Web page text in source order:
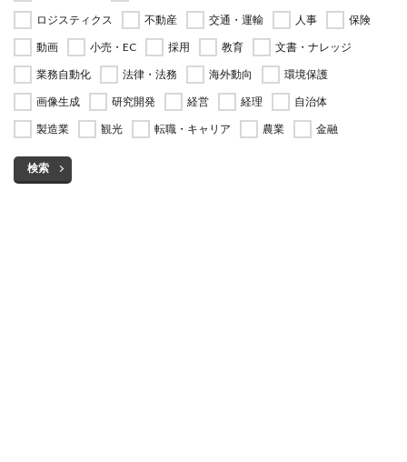
ロジスティクス 不動産 交通・運輸 人事
保険
動画
小売・EC 採用 教育
文書・ナレッジ
業務自動化
法律・法務 海外動向
環境保護
画像生成
研究開発 経営 経理
自治体
製造業
観光 転職・キャリア 農業 金融
検索